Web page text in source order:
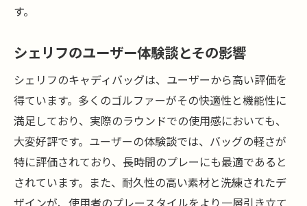
ッグで差をつけるゴルフスタイル
差をつけるためのデザイン選択のポイント
ゴルフ仲間に羨まれるバッグ選び
シェリフ独自のスタイル提案
特別仕様モデルの魅力
ゴルフ場に映えるバッグの特徴
コーディネートでワンランク上のスタイル
す。
シェリフのユーザー体験談とその影響
シェリフのキャディバッグは、ユーザーから高い評価を
得ています。多くのゴルファーがその快適性と機能性に
満足しており、実際のラウンドでの使用感においても、
大変好評です。ユーザーの体験談では、バッグの軽さが
特に評価されており、長時間のプレーにも最適であると
されています。また、耐久性の高い素材と洗練されたデ